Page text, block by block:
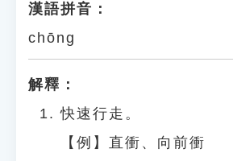
漢語拼音：
chōng
解釋：
快速行走。
【例】直衝、向前衝